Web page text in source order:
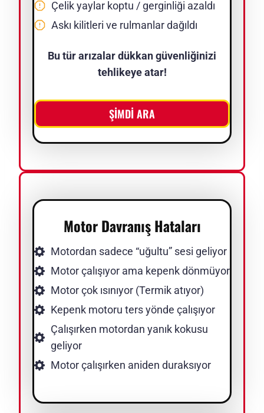
Çelik yaylar koptu / gerginliği azaldı
Askı kilitleri ve rulmanlar dağıldı
Bu tür arızalar dükkan güvenliğinizi
tehlikeye atar!
ŞİMDİ ARA
Motor Davranış Hataları
Motordan sadece “uğultu” sesi geliyor
Motor çalışıyor ama kepenk dönmüyor
Motor çok ısınıyor (Termik atıyor)
Kepenk motoru ters yönde çalışıyor
Çalışırken motordan yanık kokusu
geliyor
Motor çalışırken aniden duraksıyor